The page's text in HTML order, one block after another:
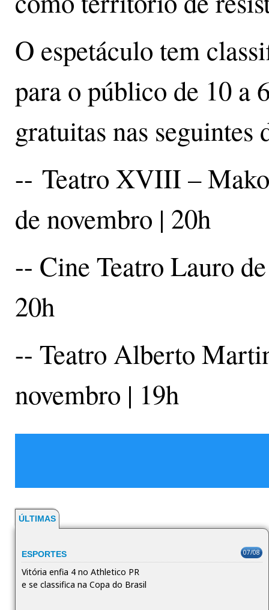
O espetáculo tem
para o público de 10 a
gratuitas nas seguintes
-- Teatro XVIII –
de novembro | 20h
-- Cine Teatro Lauro
20h
-- Teatro Alberto
novembro | 19h
ÚLTIMAS
ESPORTES 07/08
Vitória enfia 4 no Athletico PR
e se classifica na Copa do Brasil